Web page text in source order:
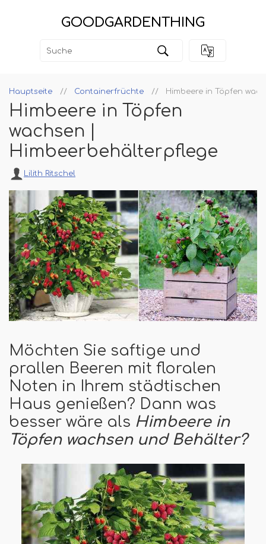
GOODGARDENTHING
Hauptseite Containerfrüchte Himbeere in Töpfen
Himbeere in Töpfen
wachsen |
Himbeerbehälterpflege
Lilith Ritschel
Möchten Sie saftige und
prallen Beeren mit floralen
Noten in Ihrem städtischen
Haus genießen? Dann was
besser wäre als Himbeere in
Töpfen wachsen und Behälter?